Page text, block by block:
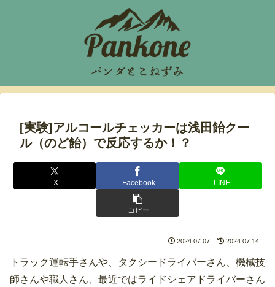
[実験]アルコールチェッカーは浅田飴クー
ル（のど飴）で反応するか！？
X Facebook LINE
コピー
2024.07.07 2024.07.14
トラック運転手さんや、タクシードライバーさん、機械技
師さんや職人さん、最近ではライドシェアドライバーさん